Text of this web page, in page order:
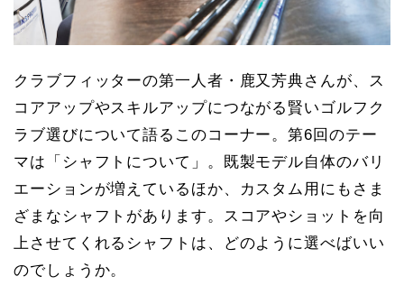
クラブフィッターの第一人者・鹿又芳典さんが、ス
コアアップやスキルアップにつながる賢いゴルフク
ラブ選びについて語るこのコーナー。第6回のテー
マは「シャフトについて」。既製モデル自体のバリ
エーションが増えているほか、カスタム用にもさま
ざまなシャフトがあります。スコアやショットを向
上させてくれるシャフトは、どのように選べばいい
のでしょうか。